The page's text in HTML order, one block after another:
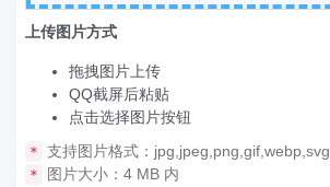
上传图片方式
拖拽图片上传
QQ截屏后粘贴
点击选择图片按钮
* 支持图片格式：jpg,jpeg,png,gif,webp,svg
* 图片大小：4 MB 内